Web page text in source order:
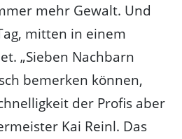
mehr Gewalt. Und
mitten in einem
„Sieben Nachbarn
bemerken können,
der Profis aber
Kai Reinl. Das